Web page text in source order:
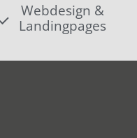
Webdesign &
Landingpages